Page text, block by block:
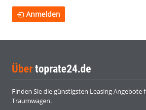
Anmelden
Über toprate24.de
Finden Sie die günstigsten Leasing Angebote
Traumwagen.